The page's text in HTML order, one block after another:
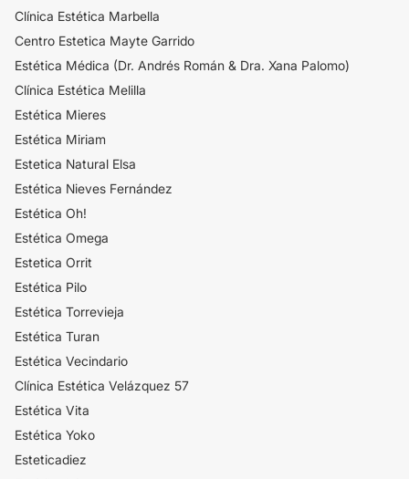
Clínica Estética Marbella
Centro Estetica Mayte Garrido
Estética Médica (Dr. Andrés Román & Dra. Xana Palomo)
Clínica Estética Melilla
Estética Mieres
Estética Miriam
Estetica Natural Elsa
Estética Nieves Fernández
Estética Oh!
Estética Omega
Estetica Orrit
Estética Pilo
Estética Torrevieja
Estética Turan
Estética Vecindario
Clínica Estética Velázquez 57
Estética Vita
Estética Yoko
Esteticadiez